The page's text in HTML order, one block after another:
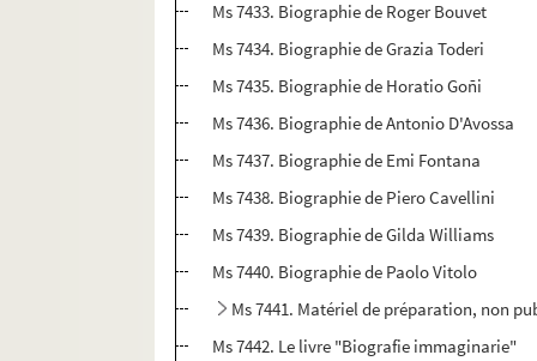
Ms 7433. Biographie de Roger Bouvet
Ms 7434. Biographie de Grazia Toderi
Ms 7435. Biographie de Horatio Goñi
Ms 7436. Biographie de Antonio D'Avossa
Ms 7437. Biographie de Emi Fontana
Ms 7438. Biographie de Piero Cavellini
Ms 7439. Biographie de Gilda Williams
Ms 7440. Biographie de Paolo Vitolo
Ms 7441. Matériel de préparation, non
Ms 7442. Le livre "Biografie immaginarie"